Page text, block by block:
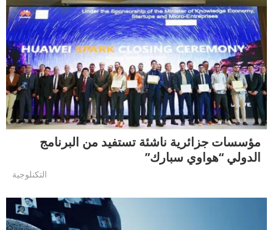
مؤسسات جزائرية ناشئة تستفيد من البرنامج
الدولي “هواوي سبارك”
التكنلوجية